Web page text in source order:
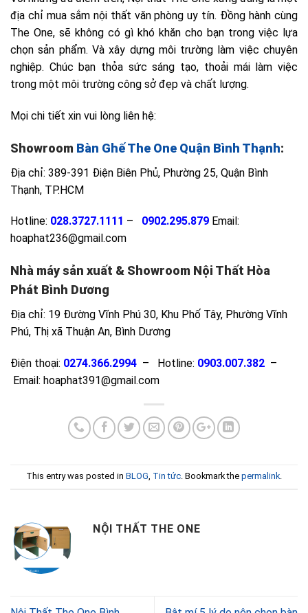
địa chỉ mua sắm nội thất văn phòng uy tín. Đồng hành cùng
The One, sẽ không có gì khó khăn cho bạn trong việc lựa
chọn sản phẩm. Và xây dựng môi trường làm việc chuyên
nghiệp. Chúc bạn thỏa sức sáng tạo, thoải mái làm việc
trong một môi trường công sở đẹp và chất lượng.
Mọi chi tiết xin vui lòng liên hệ:
Showroom Bàn Ghế The One Quận Bình Thạnh:
Địa chỉ: 389-391 Điện Biên Phủ, Phường 25, Quận Bình
Thạnh, TP.HCM
Hotline: 028.3727.1111 – 0902.295.879 Email:
hoaphat236@gmail.com
Nhà máy sản xuất & Showroom Nội Thất Hòa
Phát Bình Dương
Địa chỉ: 19 Đường Vĩnh Phú 30, Khu Phố Tây, Phường Vĩnh
Phú, Thị xã Thuận An, Bình Dương
Điện thoại: 0274.366.2994 – Hotline: 0903.007.382 –
Email: hoaphat391@gmail.com
This entry was posted in BLOG, Tin tức. Bookmark the permalink.
NỘI THẤT THE ONE